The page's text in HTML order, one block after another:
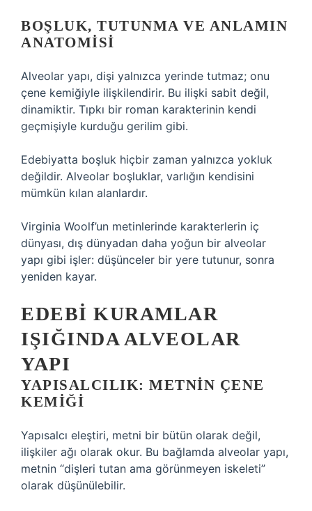
BOŞLUK, TUTUNMA VE ANLAMIN
ANATOMISI
Alveolar yapı, dişi yalnızca yerinde tutmaz; onu
çene kemiğiyle ilişkilendirir. Bu ilişki sabit değil,
dinamiktir. Tıpkı bir roman karakterinin kendi
geçmişiyle kurduğu gerilim gibi.
Edebiyatta boşluk hiçbir zaman yalnızca yokluk
değildir. Alveolar boşluklar, varlığın kendisini
mümkün kılan alanlardır.
Virginia Woolf’un metinlerinde karakterlerin iç
dünyası, dış dünyadan daha yoğun bir alveolar
yapı gibi işler: düşünceler bir yere tutunur, sonra
yeniden kayar.
EDEBI KURAMLAR
IŞIĞINDA ALVEOLAR
YAPI
YAPISALCILIK: METNIN ÇENE
KEMIĞI
Yapısalcı eleştiri, metni bir bütün olarak değil,
ilişkiler ağı olarak okur. Bu bağlamda alveolar yapı,
metnin “dişleri tutan ama görünmeyen iskeleti”
olarak düşünülebilir.